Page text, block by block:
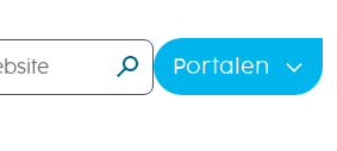
Portalen